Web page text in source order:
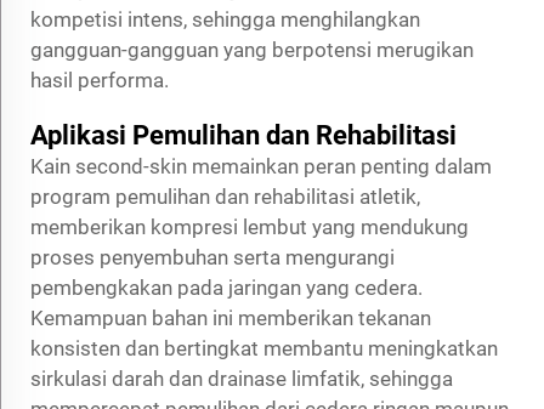
kompetisi intens, sehingga menghilangkan
gangguan-gangguan yang berpotensi merugikan
hasil performa.
Aplikasi Pemulihan dan Rehabilitasi
Kain second-skin memainkan peran penting dalam
program pemulihan dan rehabilitasi atletik,
memberikan kompresi lembut yang mendukung
proses penyembuhan serta mengurangi
pembengkakan pada jaringan yang cedera.
Kemampuan bahan ini memberikan tekanan
konsisten dan bertingkat membantu meningkatkan
sirkulasi darah dan drainase limfatik, sehingga